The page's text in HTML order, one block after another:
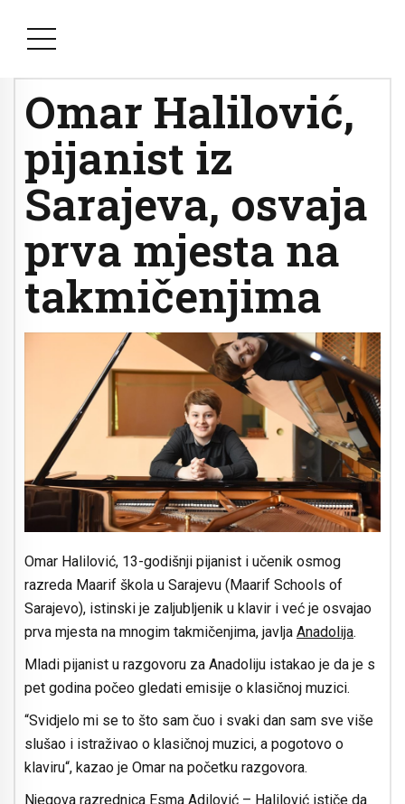
Omar Halilović,
pijanist iz
Sarajeva, osvaja
prva mjesta na
takmičenjima
Omar Halilović, 13-godišnji pijanist i učenik osmog
razreda Maarif škola u Sarajevu (Maarif Schools of
Sarajevo), istinski je zaljubljenik u klavir i već je osvajao
prva mjesta na mnogim takmičenjima, javlja Anadolija.
Mladi pijanist u razgovoru za Anadoliju istakao je da je s
pet godina počeo gledati emisije o klasičnoj muzici.
“Svidjelo mi se to što sam čuo i svaki dan sam sve više
slušao i istraživao o klasičnoj muzici, a pogotovo o
klaviru“, kazao je Omar na početku razgovora.
Njegova razrednica Esma Adilović – Halilović ističe da